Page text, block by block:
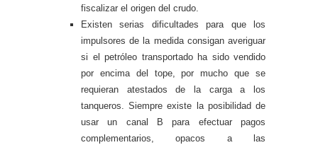
fiscalizar el origen del crudo.
Existen serias dificultades para que los
impulsores de la medida consigan averiguar
si el petróleo transportado ha sido vendido
por encima del tope, por mucho que se
requieran atestados de la carga a los
tanqueros. Siempre existe la posibilidad de
usar un canal B para efectuar pagos
complementarios, opacos a las